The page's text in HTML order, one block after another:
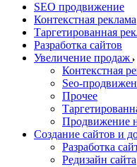
SEO продвижение
Контекстная реклама
Таргетированная
Разработка сайтов
Увеличение продаж
Контекстная
Seo-
Прочее
Продвижение
Создание сайтов и
Разработка
Редизайн сайта